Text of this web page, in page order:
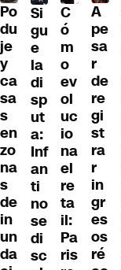
Po
du
je
y
ca
sa
s
en
zo
na
s
de
in
un
da
Si
gu
e
la
di
sp
ut
a:
Inf
an
ti
no
se
di
sc
C
ó
m
o
ev
ol
uc
io
na
el
re
ta
il:
Pa
ris
A
pe
sa
r
de
re
gi
st
ra
r
in
gr
es
os
ré